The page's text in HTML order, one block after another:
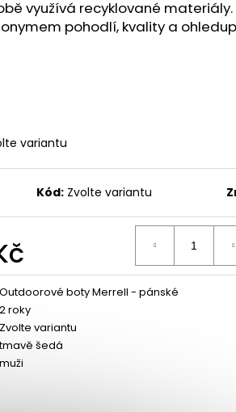
využívá recyklované
pohodlí, kvality a
variantu
Kód: Zvolte variantu
cena:
Outdoorové boty Merrell - pánské
2 roky
Zvolte variantu
tmavě šedá
muži
ULTRA 3 BLACK/DUSK
4 299 Kč